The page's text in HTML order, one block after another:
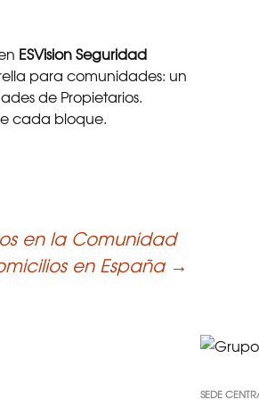
ESVision Seguridad
para comunidades: un
de Propietarios.
cada bloque.
en la Comunidad
en España →
SEDE